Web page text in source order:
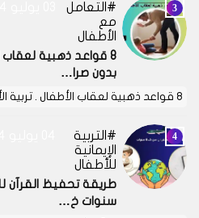
التعامل
مع
الأطفال
8 قواعد ذهبية لعقاب
بدون صرا…
8 قواعد ذهبية لعقاب الأطفال . تربية الأطفال هي…
التربية
الإيمانية
للأطفال
سنوات خ…